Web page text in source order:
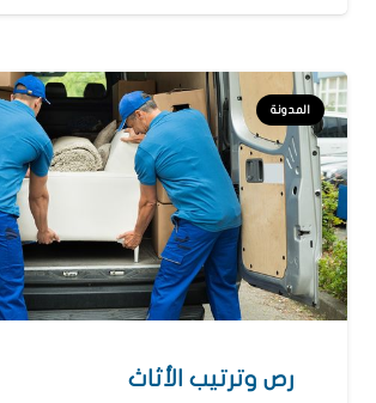
المدونة
رص وترتيب الأثاث